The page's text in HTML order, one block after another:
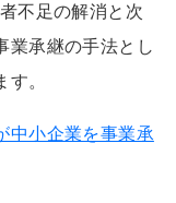
不足の解消と次
業承継の手法とし
。
中小企業を事業承